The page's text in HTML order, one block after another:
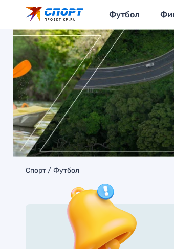
Футбол
Спорт Футбол